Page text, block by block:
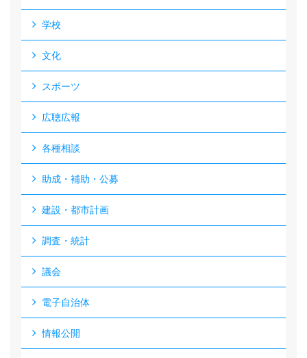
学校
文化
スポーツ
広聴広報
各種相談
助成・補助・公募
建設・都市計画
調査・統計
議会
電子自治体
情報公開